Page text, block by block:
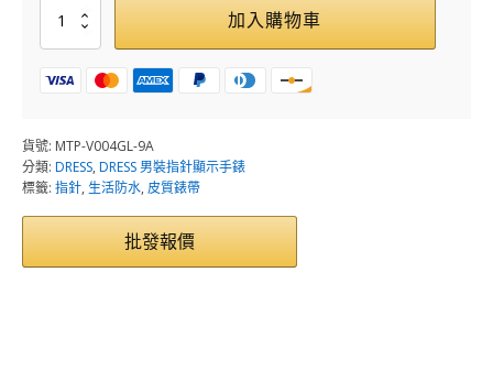
MTP-
V004GL-
9A
數
加入購物車
貨號: MTP-V004GL-9A
分類: DRESS, DRESS 男裝指針顯示手錶
標籤: 指針, 生活防水, 皮質錶帶
批發報價